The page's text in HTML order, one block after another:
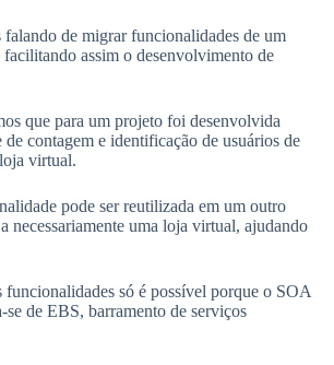
falando de migrar funcionalidades de um
assim o desenvolvimento de
que para um projeto foi desenvolvida
contagem e identificação de usuários de
virtual.
pode ser reutilizada em um outro
necessariamente uma loja virtual, ajudando
funcionalidades só é possível porque o SOA
se de EBS, barramento de serviços